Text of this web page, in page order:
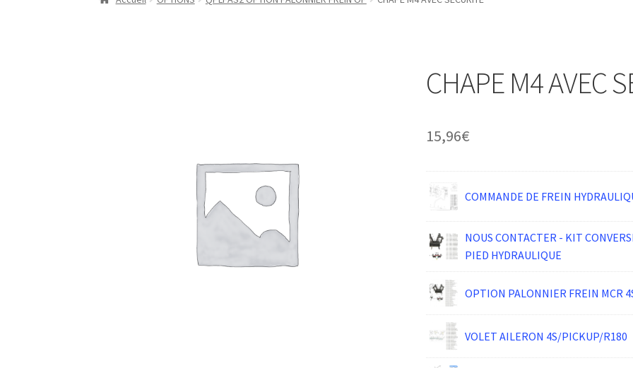
CHAPE M4 AVEC
15,96€
COMMANDE DE FREIN
NOUS CONTACTER - KIT
PIED HYDRAULIQUE
OPTION PALONNIER FREIN MCR
VOLET AILERON 4S/PICKUP/R180